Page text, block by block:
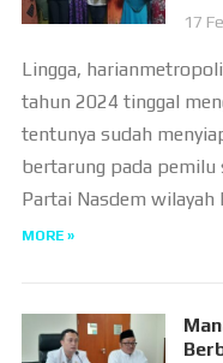
17
Lingga,
tahun 2024 tinggal
tentunya sudah
bertarung pada pemilu
Partai Nasdem wilayah
MORE »